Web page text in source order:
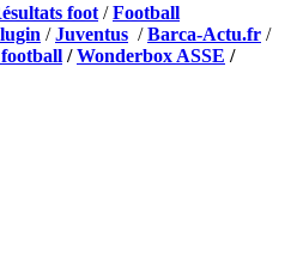
foot /Football
/Juventus /Barca-Actu.fr /
/Wonderbox ASSE /